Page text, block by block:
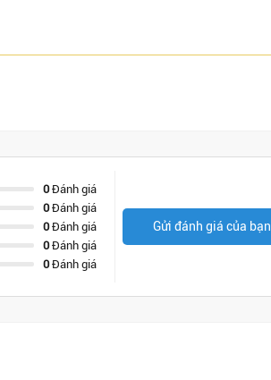
0Đánh giá
0Đánh giá
0Đánh giá
0Đánh giá
0Đánh giá
Gửi đánh giá của bạn